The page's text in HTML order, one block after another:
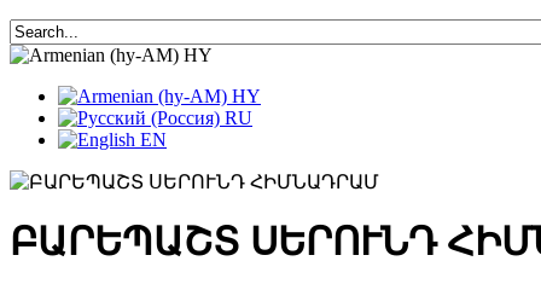
HY
HY
RU
EN
ԲԱՐԵՊԱՇՏ ՍԵՐՈՒՆԴ